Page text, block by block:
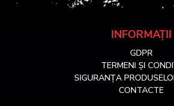
INFORMAȚII
GDPR
TERMENI ȘI
SIGURANȚA
CONTACTE